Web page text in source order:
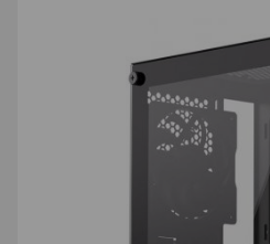
Sport i turystyka